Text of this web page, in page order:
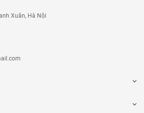
Xuân, Hà Nội